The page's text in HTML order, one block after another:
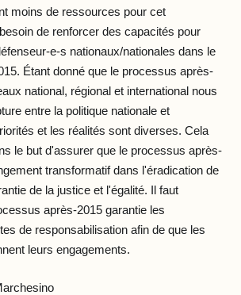
moins de ressources pour cet
de renforcer des capacités pour
e-s nationaux/nationales dans le
Étant donné que le processus après-
national, régional et international nous
entre la politique nationale et
et les réalités sont diverses. Cela
le but d'assurer que le processus après-
transformatif dans l'éradication de
de la justice et l'égalité. Il faut
après-2015 garantie les
de responsabilisation afin de que les
leurs engagements.